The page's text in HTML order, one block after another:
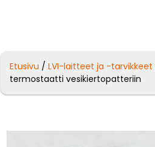
Etusivu /LVI-laitteet ja -tarvikkeet
termostaatti vesikiertopatteriin